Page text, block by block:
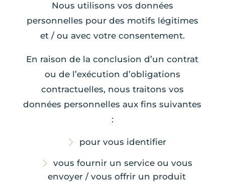
Nous utilisons vos données
personnelles pour des motifs légitimes
et / ou avec votre consentement.
En raison de la conclusion d’un contrat
ou de l’exécution d’obligations
contractuelles, nous traitons vos
données personnelles aux fins suivantes
:
pour vous identifier
vous fournir un service ou vous
envoyer / vous offrir un produit